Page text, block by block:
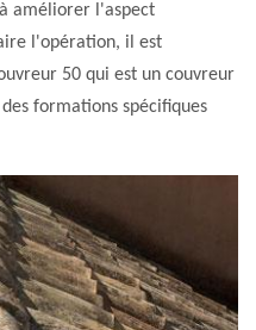
améliorer l'aspect
l'opération, il est
50 qui est un couvreur
formations spécifiques